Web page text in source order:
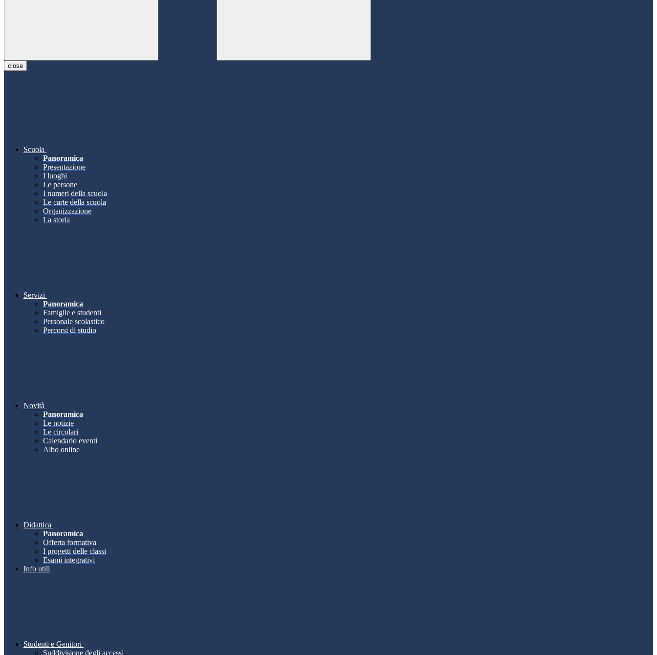
close
Scuola
Panoramica
Presentazione
I luoghi
Le persone
I numeri della scuola
Le carte della scuola
Organizzazione
La storia
Servizi
Panoramica
Famiglie e studenti
Personale scolastico
Percorsi di studio
Novità
Panoramica
Le notizie
Le circolari
Calendario eventi
Albo online
Didattica
Panoramica
Offerta formativa
I progetti delle classi
Esami integrativi
Info utili
Studenti e Genitori
Suddivisione degli accessi